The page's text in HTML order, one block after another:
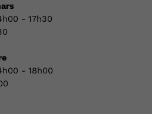
- 17h30
- 18h00